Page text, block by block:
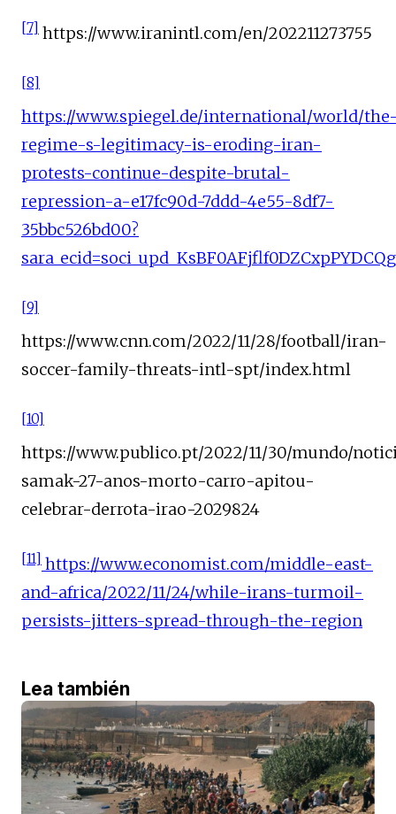
[7] https://www.iranintl.com/en/202211273755
[8]
https://www.spiegel.de/international/world/
regime-s-legitimacy-is-eroding-iran-
protests-continue-despite-brutal-
repression-a-e17fc90d-7ddd-4e55-8df7-
35bbc526bd00?
[9]
https://www.cnn.com/2022/11/28/football/iran-
soccer-family-threats-intl-spt/index.html
[10]
https://www.publico.pt/2022/11/30/mundo/
samak-27-anos-morto-carro-apitou-
celebrar-derrota-irao-2029824
[11] https://www.economist.com/middle-east-
and-africa/2022/11/24/while-irans-turmoil-
persists-jitters-spread-through-the-region
Lea también